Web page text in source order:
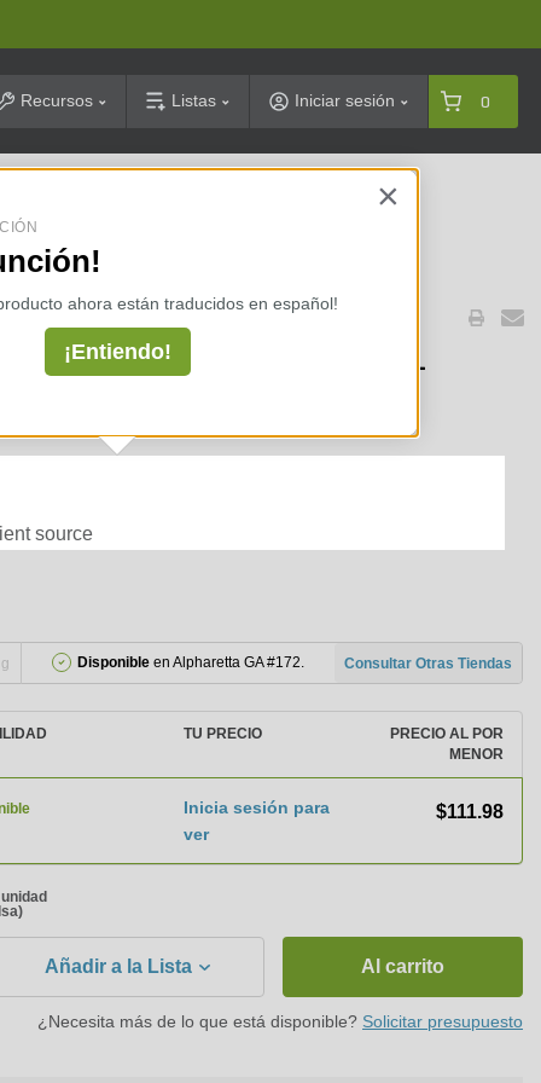
Recursos Listas Iniciar sesión 0
Organic-Base Fertilizer 0-
source
Disponibleen Alpharetta GA #172. Consultar Otras Tiendas
TU PRECIO
PRECIO AL POR
MENOR
Inicia sesión para
ver
$111.98
Añadir a la Lista Al carrito
¿Necesita más de lo que está disponible? Solicitar presupuesto
×
ahora están traducidos en español!
¡Entiendo!